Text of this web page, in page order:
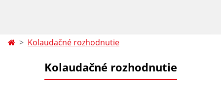
Kolaudačné rozhodnutie
Kolaudačné rozhodnutie